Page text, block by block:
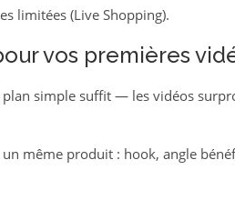
limitées (Live Shopping).
vos premières
simple suffit — les vidéos
même produit : hook, angle